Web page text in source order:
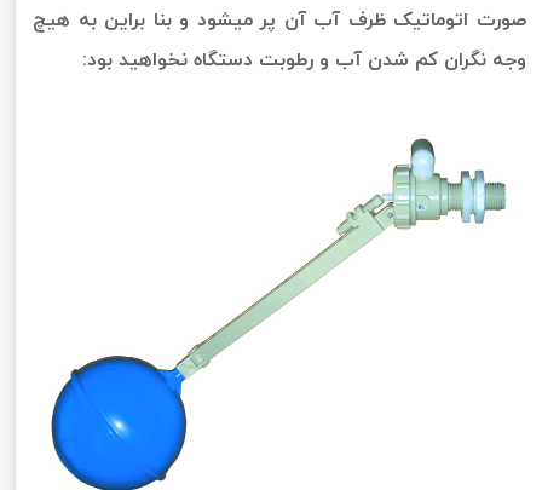
صورت اتوماتیک ظرف آب آن پر میشود و بنا براین به هیچ
وجه نگران کم شدن آب و رطوبت دستگاه نخواهید بود: